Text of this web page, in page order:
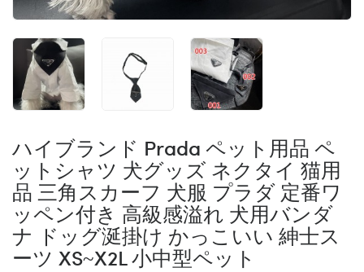
ハイブランド Prada ペット用品 ペ
ットシャツ 犬グッズ ネクタイ 猫用
品 三角スカーフ 犬服 プラダ 定番ワ
ッペン付き 高級感溢れ 犬用バンダ
ナ ドッグ涎掛け かっこいい 紳士ス
ーツ XS~X2L 小中型ペット